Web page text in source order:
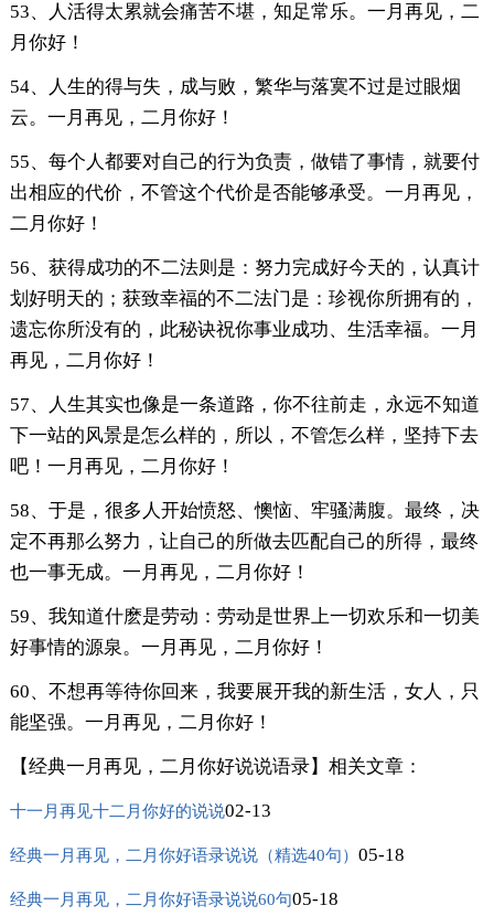
53、人活得太累就会痛苦不堪，知足常乐。一月再见，二
月你好！
54、人生的得与失，成与败，繁华与落寞不过是过眼烟
云。一月再见，二月你好！
55、每个人都要对自己的行为负责，做错了事情，就要付
出相应的代价，不管这个代价是否能够承受。一月再见，
二月你好！
56、获得成功的不二法则是：努力完成好今天的，认真计
划好明天的；获致幸福的不二法门是：珍视你所拥有的，
遗忘你所没有的，此秘诀祝你事业成功、生活幸福。一月
再见，二月你好！
57、人生其实也像是一条道路，你不往前走，永远不知道
下一站的风景是怎么样的，所以，不管怎么样，坚持下去
吧！一月再见，二月你好！
58、于是，很多人开始愤怒、懊恼、牢骚满腹。最终，决
定不再那么努力，让自己的所做去匹配自己的所得，最终
也一事无成。一月再见，二月你好！
59、我知道什麽是劳动：劳动是世界上一切欢乐和一切美
好事情的源泉。一月再见，二月你好！
60、不想再等待你回来，我要展开我的新生活，女人，只
能坚强。一月再见，二月你好！
【经典一月再见，二月你好说说语录】相关文章：
十一月再见十二月你好的说说02-13
经典一月再见，二月你好语录说说（精选40句） 05-18
经典一月再见，二月你好语录说说60句05-18